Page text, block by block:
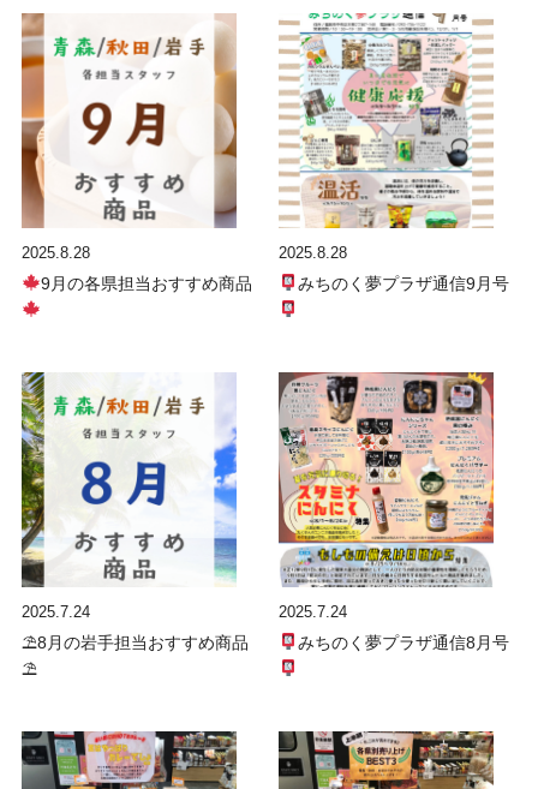
2025.8.28
9月の各県担当おすすめ商品
2025.8.28
みちのく夢プラザ通信9月号
2025.7.24
⛱8月の岩手担当おすすめ商品
⛱
2025.7.24
みちのく夢プラザ通信8月号